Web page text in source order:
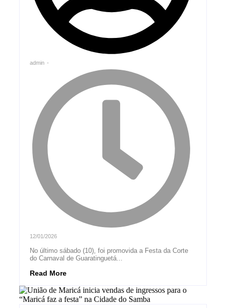
admin -
12/01/2026
No último sábado (10), foi promovida a Festa da Corte
do Carnaval de Guaratinguetá...
Read More